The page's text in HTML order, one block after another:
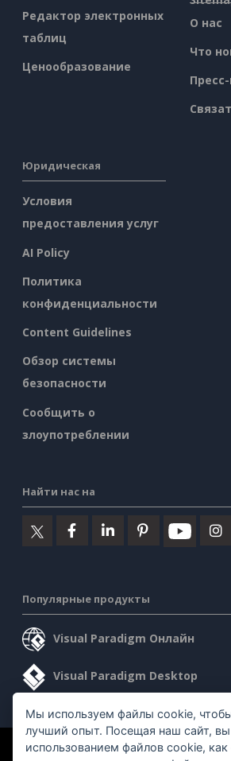
Редактор электронных
таблиц
Ценообразование
О нас
Что
Юридическая
Условия
предоставления услуг
AI Policy
Политика
конфиденциальности
Content Guidelines
Обзор системы
безопасности
Сообщить о
злоупотреблении
Найти нас на
Популярные продукты
Visual Paradigm Онлайн
Visual Paradigm Desktop
©2026 by Visual Paradigm. Все права
Мы используем файлы cookie,
лучший опыт. Посещая наш сайт, вы
использованием файлов cookie,